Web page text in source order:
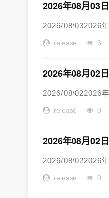
2026年08月03
2026/08/032026
release 3
2026年08月02
2026/08/022026
release 0
2026年08月02
2026/08/022026
release 0